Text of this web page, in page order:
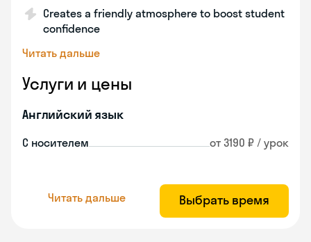
Creates a friendly atmosphere to boost student
confidence
Читать дальше
Услуги и цены
Английский язык
С носителем от 3190 ₽ / урок
Читать дальше Выбрать время